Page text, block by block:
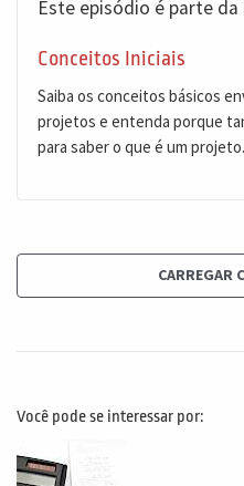
Este episódio é parte da
Conceitos Iniciais
Saiba os conceitos básicos
projetos e entenda porque
para saber o que é um projeto.
CARREGAR
Você pode se interessar por: